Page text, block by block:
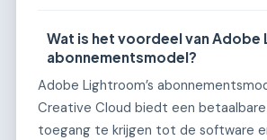
Wat is het voordeel van Adobe
abonnementsmodel?
Adobe Lightroom’s
Creative Cloud biedt een
toegang te krijgen tot de software